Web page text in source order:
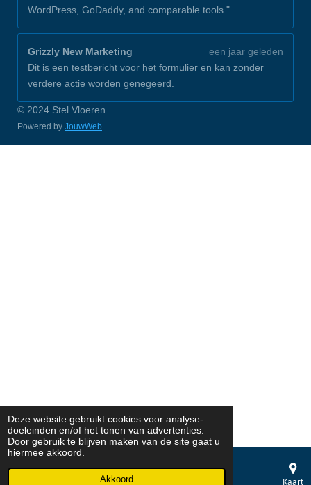
Deze website gebruikt cookies voor analyse-
doeleinden en/of het tonen van advertenties.
Door gebruik te blijven maken van de site gaat u
hiermee akkoord.
Akkoord
WordPress, GoDaddy, and comparable tools."
Grizzly New Marketing
een jaar geleden
Dit is een testbericht voor het formulier en kan zonder
verdere actie worden genegeerd.
© 2024 Stel Vloeren
Powered by JouwWeb
Kaart